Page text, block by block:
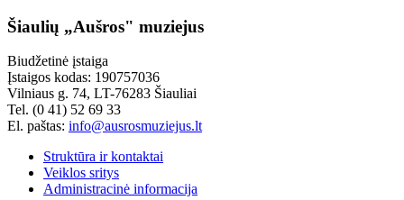
Šiaulių „Aušros" muziejus
Biudžetinė įstaiga
Įstaigos kodas: 190757036
Vilniaus g. 74, LT-76283 Šiauliai
Tel. (0 41) 52 69 33
El. paštas: info@ausrosmuziejus.lt
Struktūra ir kontaktai
Veiklos sritys
Administracinė informacija